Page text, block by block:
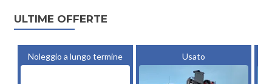
ULTIME OFFERTE
Noleggio a lungo termine Usato